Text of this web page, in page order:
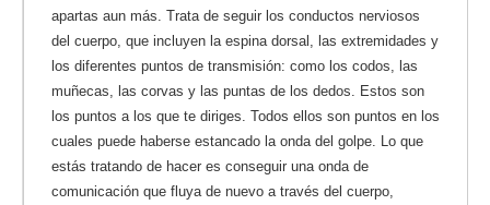
apartas aun más. Trata de seguir los conductos nerviosos
del cuerpo, que incluyen la espina dorsal, las extremidades y
los diferentes puntos de transmisión: como los codos, las
muñecas, las corvas y las puntas de los dedos. Estos son
los puntos a los que te diriges. Todos ellos son puntos en los
cuales puede haberse estancado la onda del golpe. Lo que
estás tratando de hacer es conseguir una onda de
comunicación que fluya de nuevo a través del cuerpo,